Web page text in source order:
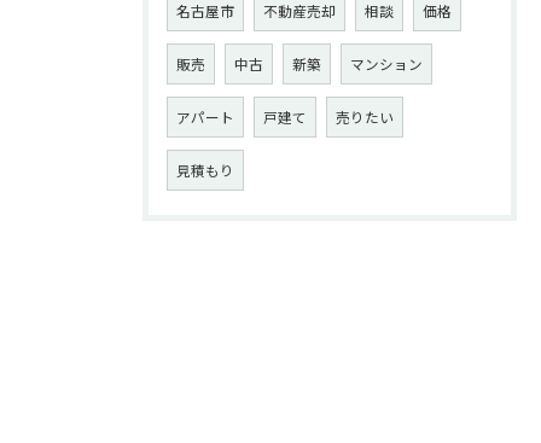
名古屋市 不動産売却 相談 価格
販売 中古 新築 マンション
アパート 戸建て 売りたい
見積もり